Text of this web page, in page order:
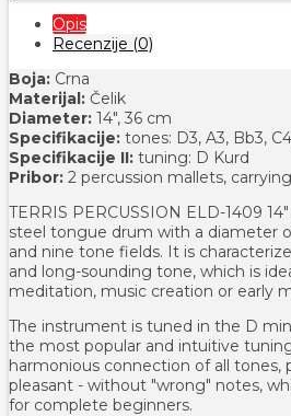
Opis
Recenzije (0)
Boja: Crna
Materijal: Čelik
Diameter: 14", 36 cm
Specifikacije: tones: D3, A3, Bb3,
Specifikacije II: tuning: D Kurd
Pribor: 2 percussion mallets,
TERRIS PERCUSSION ELD-1409
steel tongue drum with a diameter
and nine tone fields. It is
and long-sounding tone, which is
meditation, music creation or early
The instrument is tuned in the D
the most popular and intuitive
harmonious connection of all tones,
pleasant - without "wrong" notes,
for complete beginners.